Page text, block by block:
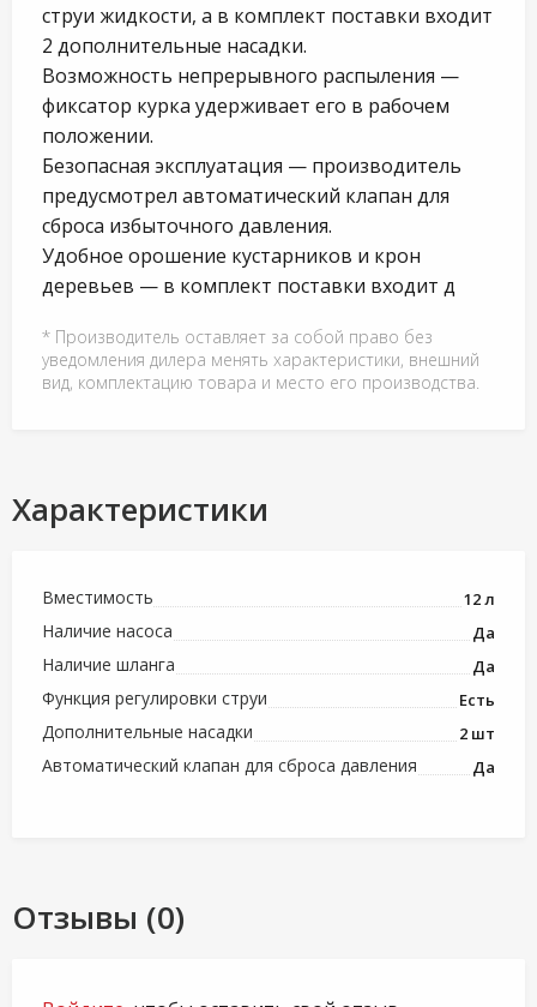
струи жидкости, а в комплект поставки входит
2 дополнительные насадки.
Возможность непрерывного распыления —
фиксатор курка удерживает его в рабочем
положении.
Безопасная эксплуатация — производитель
предусмотрел автоматический клапан для
сброса избыточного давления.
Удобное орошение кустарников и крон
деревьев — в комплект поставки входит д
* Производитель оставляет за собой право без
уведомления дилера менять характеристики, внешний
вид, комплектацию товара и место его производства.
Характеристики
Вместимость 12 л
Наличие насоса Да
Наличие шланга Да
Функция регулировки струи Есть
Дополнительные насадки 2 шт
Автоматический клапан для сброса давления Да
Отзывы (0)